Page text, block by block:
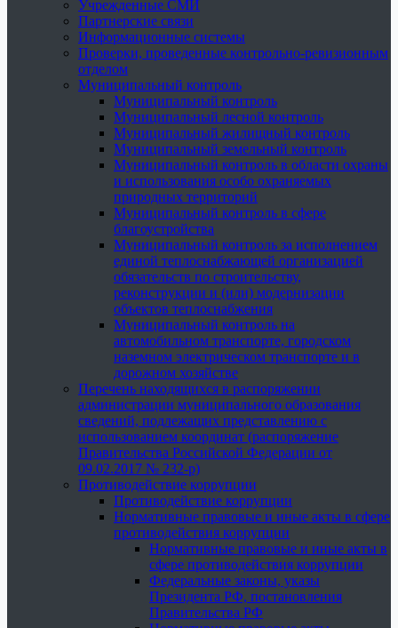
Учрежденные СМИ
Партнерские связи
Информационные системы
Проверки, проведенные контрольно-ревизионным
отделом
Муниципальный контроль
Муниципальный контроль
Муниципальный лесной контроль
Муниципальный жилищный контроль
Муниципальный земельный контроль
Муниципальный контроль в области охраны
и использования особо охраняемых
природных территорий
Муниципальный контроль в сфере
благоустройства
Муниципальный контроль за исполнением
единой теплоснабжающей организацией
обязательств по строительству,
реконструкции и (или) модернизации
объектов теплоснабжения
Муниципальный контроль на
автомобильном транспорте, городском
наземном электрическом транспорте и в
дорожном хозяйстве
Перечень находящихся в распоряжении
администрации муниципального образования
сведений, подлежащих представлению с
использованием координат (распоряжение
Правительства Российской Федерации от
09.02.2017 № 232-р)
Противодействие коррупции
Противодействие коррупции
Нормативные правовые и иные акты в сфере
противодействия коррупции
Нормативные правовые и иные акты в
сфере противодействия коррупции
Федеральные законы, указы
Президента РФ, постановления
Правительства РФ